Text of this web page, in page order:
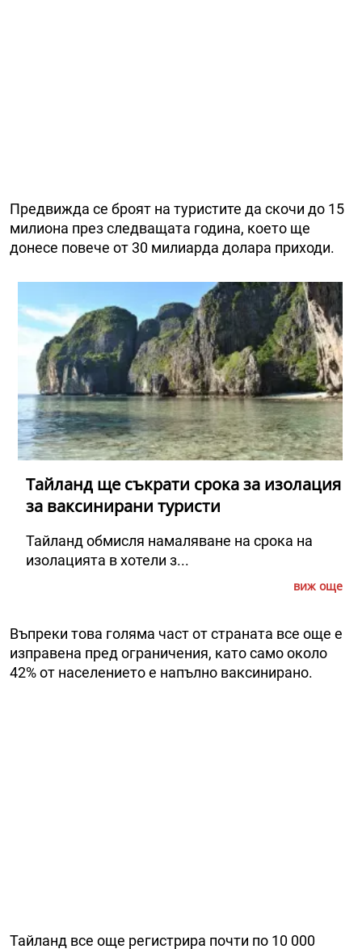
Предвижда се броят на туристите да скочи до 15
милиона през следващата година, което ще
донесе повече от 30 милиарда долара приходи.
Тайланд ще съкрати срока за изолация
за ваксинирани туристи
Тайланд обмисля намаляване на срока на
изолацията в хотели з...
виж още
Въпреки това голяма част от страната все още е
изправена пред ограничения, като само около
42% от населението е напълно ваксинирано.
Тайланд все още регистрира почти по 10 000